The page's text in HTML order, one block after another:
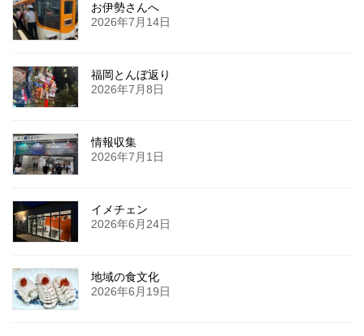
お伊勢さんへ
2026年7月14日
福岡とんぼ返り
2026年7月8日
情報収集
2026年7月1日
イメチェン
2026年6月24日
地域の食文化
2026年6月19日